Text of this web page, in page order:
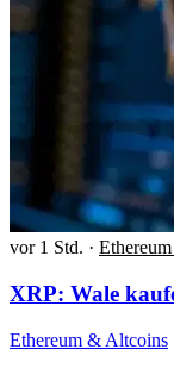
vor 1 Std. ·
XRP: Wale
Ethereum & Altcoins